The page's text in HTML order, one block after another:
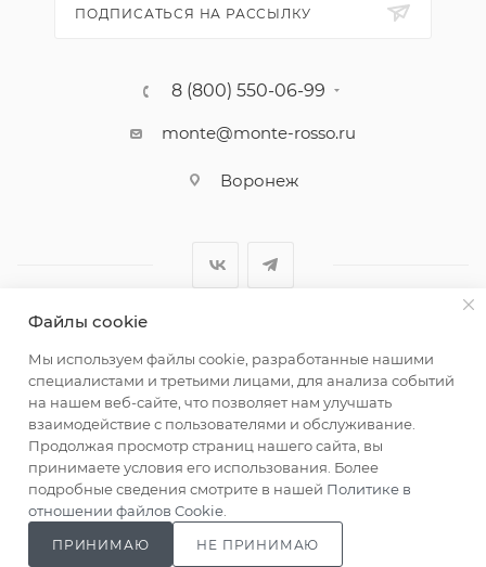
ПОДПИСАТЬСЯ НА РАССЫЛКУ
8 (800) 550-06-99
monte@monte-rosso.ru
Воронеж
женщин
Файлы cookie
Мы используем файлы cookie, разработанные нашими
специалистами и третьими лицами, для анализа событий
на нашем веб-сайте, что позволяет нам улучшать
взаимодействие с пользователями и обслуживание.
Продолжая просмотр страниц нашего сайта, вы
принимаете условия его использования. Более
подробные сведения смотрите в нашей Политике в
отношении файлов Cookie
ПРИНИМАЮ НЕ ПРИНИМАЮ